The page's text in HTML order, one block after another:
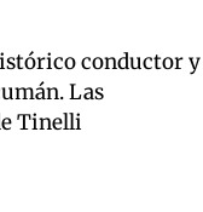
conductor y
Las
Tinelli